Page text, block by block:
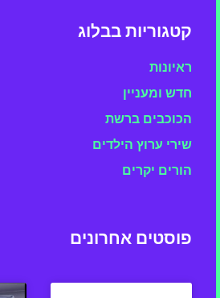
קטגוריות בבלוג
ראיונות
חדש ומעניין
הכוכבים ברשת
שירי ערוץ הילדים
הורים יקרים
פוסטים אחרונים